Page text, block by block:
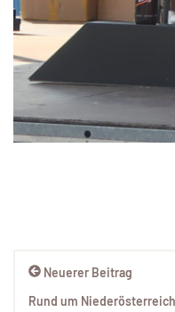
Neuerer Beitrag
Rund um